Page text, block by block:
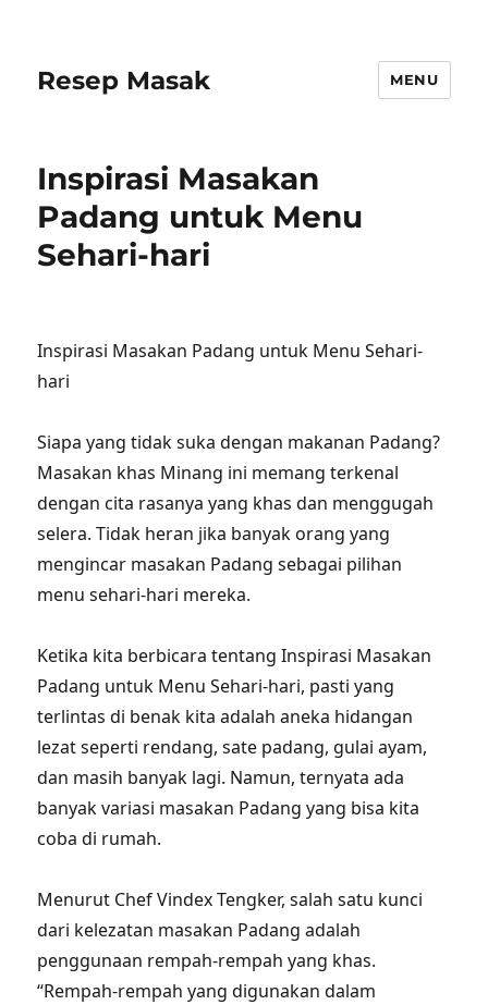
Resep Masak MENU
Inspirasi Masakan
Padang untuk Menu
Sehari-hari
Inspirasi Masakan Padang untuk Menu Sehari-
hari
Siapa yang tidak suka dengan makanan Padang?
Masakan khas Minang ini memang terkenal
dengan cita rasanya yang khas dan menggugah
selera. Tidak heran jika banyak orang yang
mengincar masakan Padang sebagai pilihan
menu sehari-hari mereka.
Ketika kita berbicara tentang Inspirasi Masakan
Padang untuk Menu Sehari-hari, pasti yang
terlintas di benak kita adalah aneka hidangan
lezat seperti rendang, sate padang, gulai ayam,
dan masih banyak lagi. Namun, ternyata ada
banyak variasi masakan Padang yang bisa kita
coba di rumah.
Menurut Chef Vindex Tengker, salah satu kunci
dari kelezatan masakan Padang adalah
penggunaan rempah-rempah yang khas.
“Rempah-rempah yang digunakan dalam